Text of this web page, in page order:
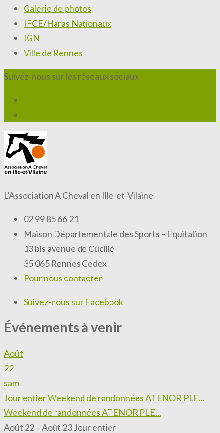
Galerie de photos
IFCE/Haras Nationaux
IGN
Ville de Rennes
Suivez-nous sur les réseaux sociaux
L’Association A Cheval en Ille-et-Vilaine
02 99 85 66 21
Maison Départementale des Sports – Equitation
13 bis avenue de Cucillé
35 065 Rennes Cedex
Pour nous contacter
Suivez-nous sur Facebook
Événements à venir
Août
22
sam
Jour entierWeekend de randonnées ATENOR PLE...
Weekend de randonnées ATENOR PLE...
Août 22 – Août 23Jour entier